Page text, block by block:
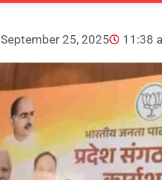
September 25, 2025 11:38